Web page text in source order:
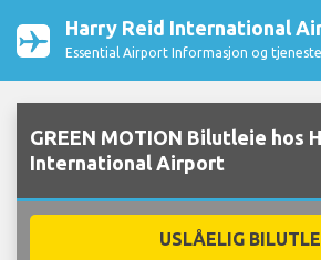
Harry Reid International
Essential Airport Informasjon og
GREEN MOTION Bilutleie hos
International Airport
USLÅELIG